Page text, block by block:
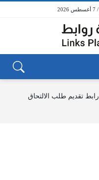
رابط تقديم طلب الالتحاق